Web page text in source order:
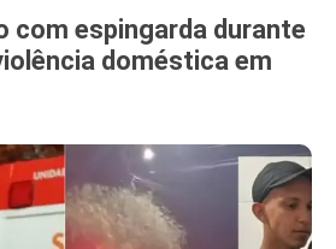
com espingarda durante
doméstica em